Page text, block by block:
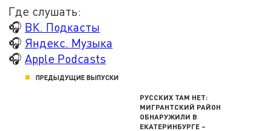
Где слушать:
🎧 ВК. Подкасты
🎧 Яндекс. Музыка
🎧Apple Podcasts
ПРЕДЫДУЩИЕ ВЫПУСКИ
РУССКИХ ТАМ НЕТ:
МИГРАНТСКИЙ РАЙОН
ОБНАРУЖИЛИ В
ЕКАТЕРИНБУРГЕ –